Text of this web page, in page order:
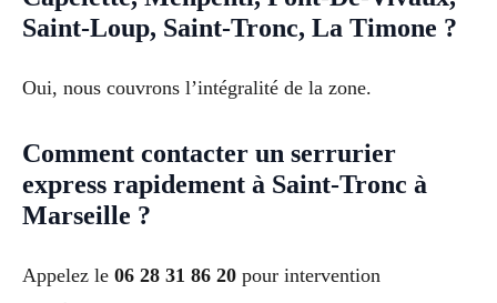
Saint-Loup, Saint-Tronc, La Timone ?
Oui, nous couvrons l’intégralité de la zone.
Comment contacter un serrurier
express rapidement à Saint-Tronc à
Marseille ?
Appelez le 06 28 31 86 20 pour intervention